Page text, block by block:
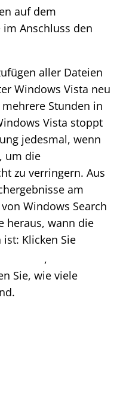
auf dem
Anschluss den
aller Dateien
Windows Vista neu
Stunden in
Vista stoppt
jedesmal, wenn
um die
zu verringern. Aus
am
Windows Search
heraus, wann die
Klicken Sie
,
Sie, wie viele